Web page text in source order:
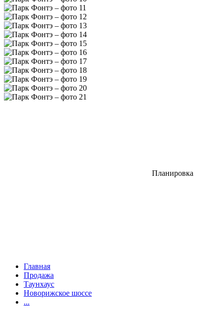
Планировка
Главная
Продажа
Таунхаус
Новорижское шоссе
...